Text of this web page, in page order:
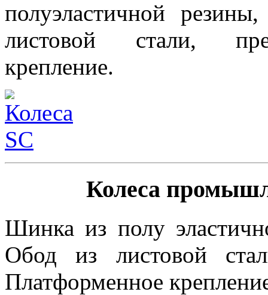
полуэластичной
листовой стали,
крепление.
Колеса
Шинка из полу
Обод из листовой
Платформенное